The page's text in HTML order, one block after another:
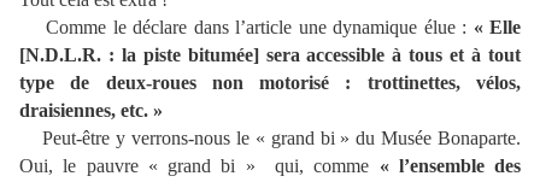
Comme le déclare dans l’article une dynamique élue : « Elle
[N.D.L.R. : la piste bitumée] sera accessible à tous et à tout
type de deux-roues non motorisé : trottinettes, vélos,
draisiennes, etc. »
Peut-être y verrons-nous le « grand bi » du Musée Bonaparte.
Oui, le pauvre « grand bi » qui, comme « l’ensemble des